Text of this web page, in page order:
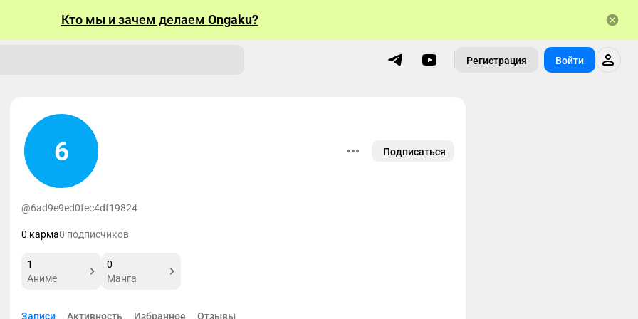
Кто мы и зачем делаем Ongaku?
Регистрация Войти
6 Подписаться
@6ad9e9ed0fec4df19824
0 карма0 подписчиков
1
Аниме
0
Манга
Записи Активность Избранное Отзывы